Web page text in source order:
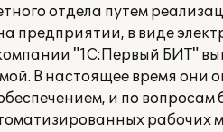
отдела путем
предприятии, в виде
"1С:Первый БИТ"
В настоящее время
и по вопросам
рабочих